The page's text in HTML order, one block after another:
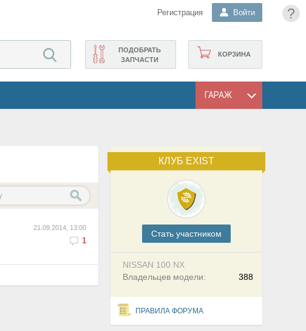
?
Регистрация Войти
КОРЗИНА
ПОДОБРАТЬ
ЗАПЧАСТИ
ГАРАЖ
КЛУБ EXIST
Cтать участником
NISSAN 100 NX
388
Владельцев модели:
ПРАВИЛА ФОРУМА
21.09.2014, 13:00
1